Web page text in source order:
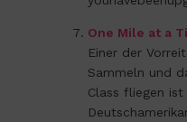
One Mile at a
Einer der
Sammeln und
Class fliegen